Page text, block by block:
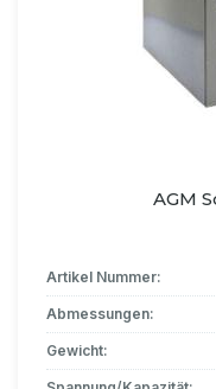
AGM
Artikel Nummer:
Abmessungen:
Gewicht: